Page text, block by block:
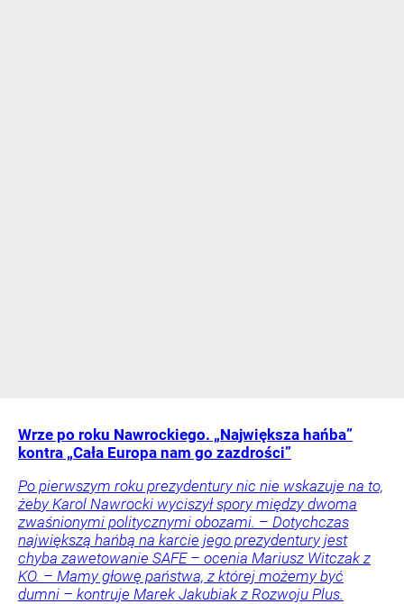
Wrze po roku Nawrockiego. „Największa hańba”
kontra „Cała Europa nam go zazdrości”
Po pierwszym roku prezydentury nic nie wskazuje na to,
żeby Karol Nawrocki wyciszył spory między dwoma
zwaśnionymi politycznymi obozami. – Dotychczas
największą hańbą na karcie jego prezydentury jest
chyba zawetowanie SAFE – ocenia Mariusz Witczak z
KO. – Mamy głowę państwa, z której możemy być
dumni – kontruje Marek Jakubiak z Rozwoju Plus.